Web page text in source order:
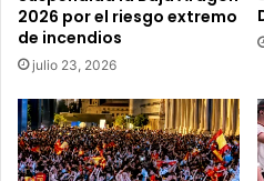
e
c
t
ó
n
i
c
2026 por el riesgo extremo
de incendios
julio 23, 2026